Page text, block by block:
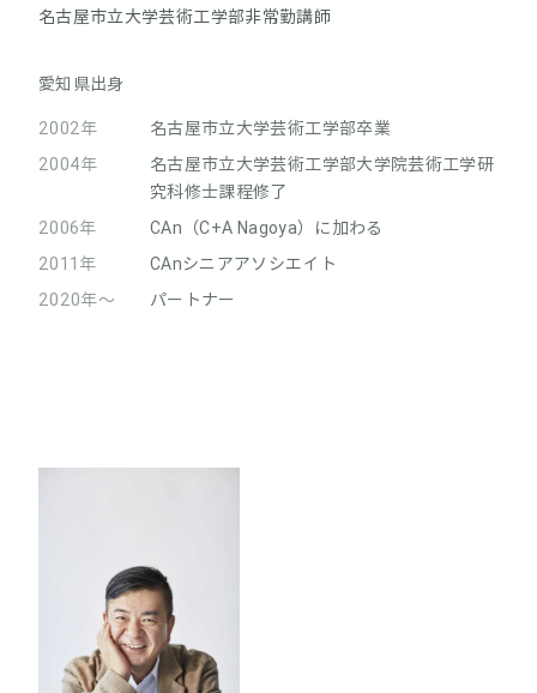
名古屋市立大学芸術工学部非常勤講師
愛知県出身
2002年
名古屋市立大学芸術工学部卒業
2004年
名古屋市立大学芸術工学部大学院芸術工学研
究科修士課程修了
2006年
CAn（C+A Nagoya）に加わる
2011年
CAnシニアアソシエイト
2020年～
パートナー